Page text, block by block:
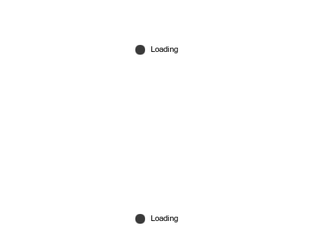
‘നുണേശനോ, നുണറായിയോ എന്നറിയാം’;